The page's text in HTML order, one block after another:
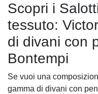
Scopri i
tessuto:
di divani con
Bontempi
Se vuoi una
gamma di divani con